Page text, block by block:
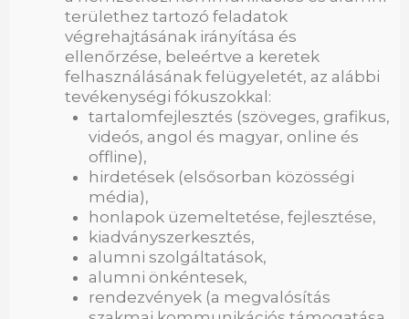
területhez tartozó feladatok
végrehajtásának irányítása és
ellenőrzése, beleértve a keretek
felhasználásának felügyeletét, az alábbi
tevékenységi fókuszokkal:
tartalomfejlesztés (szöveges, grafikus,
videós, angol és magyar, online és
offline),
hirdetések (elsősorban közösségi
média),
honlapok üzemeltetése, fejlesztése,
kiadványszerkesztés,
alumni szolgáltatások,
alumni önkéntesek,
rendezvények (a megvalósítás